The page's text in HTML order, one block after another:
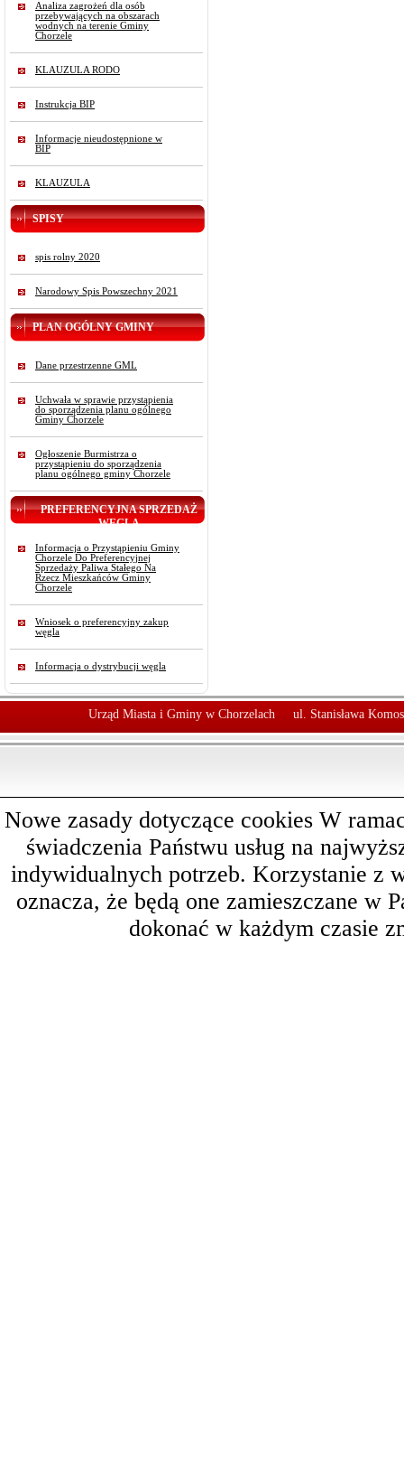
Analiza zagrożeń dla osób
przebywających na obszarach
wodnych na terenie Gminy
Chorzele
KLAUZULA RODO
Instrukcja BIP
Informacje nieudostępnione w
BIP
KLAUZULA
SPISY
spis rolny 2020
Narodowy Spis Powszechny 2021
PLAN OGÓLNY GMINY
Dane przestrzenne GML
Uchwała w sprawie przystąpienia
do sporządzenia planu ogólnego
Gminy Chorzele
Ogłoszenie Burmistrza o
przystąpieniu do sporządzenia
planu ogólnego gminy Chorzele
PREFERENCYJNA SPRZEDAŻ
WĘGLA
Informacja o Przystąpieniu Gminy
Chorzele Do Preferencyjnej
Sprzedaży Paliwa Stałego Na
Rzecz Mieszkańców Gminy
Chorzele
Wniosek o preferencyjny zakup
węgla
Informacja o dystrybucji węgla
Urząd Miasta i Gminy w Chorzelach ul. Stanisława
Nowe zasady dotyczące cookies W
świadczenia Państwu usług na
indywidualnych potrzeb. Korzystanie z
oznacza, że będą one zamieszczane w
dokonać w każdym czasie